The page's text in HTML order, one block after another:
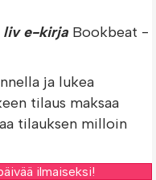
liv e-kirja Bookbeat -
ja lukea
tilaus maksaa
tilauksen milloin
ilmaiseksi!